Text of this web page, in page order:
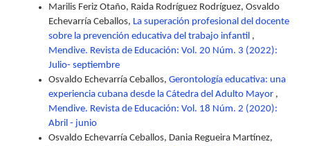
Marilis Feriz Otaño, Raida Rodríguez Rodríguez, Osvaldo
Echevarría Ceballos, La superación profesional del docente
sobre la prevención educativa del trabajo infantil ,
Mendive. Revista de Educación: Vol. 20 Núm. 3 (2022):
Julio- septiembre
Osvaldo Echevarría Ceballos, Gerontología educativa: una
experiencia cubana desde la Cátedra del Adulto Mayor ,
Mendive. Revista de Educación: Vol. 18 Núm. 2 (2020):
Abril - junio
Osvaldo Echevarría Ceballos, Dania Regueira Martínez,